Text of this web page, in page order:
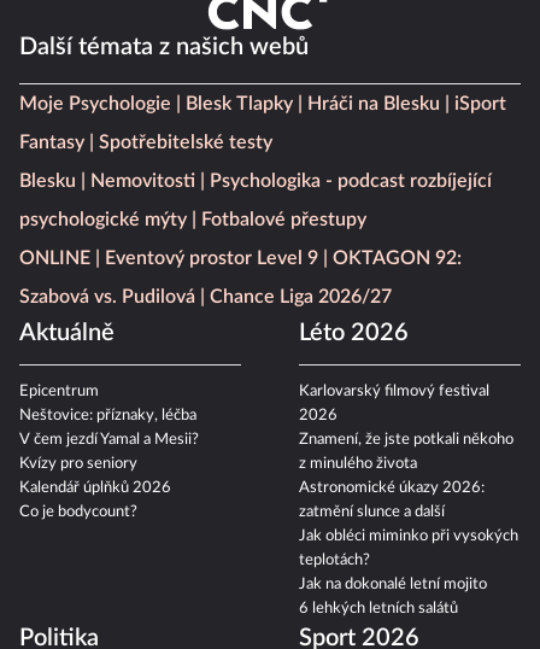
Další témata z našich webů
Moje Psychologie Blesk Tlapky Hráči na Blesku
iSport
Fantasy
Spotřebitelské testy
Blesku
Nemovitosti
Psychologika - podcast rozbíjející
psychologické mýty
Fotbalové přestupy
ONLINE
Eventový prostor Level 9
OKTAGON 92:
Szabová vs. Pudilová
Chance Liga 2026/27
Aktuálně
Epicentrum
Neštovice: příznaky, léčba
V čem jezdí Yamal a Mesii?
Kvízy pro seniory
Kalendář úplňků 2026
Co je bodycount?
Léto 2026
Karlovarský filmový festival
2026
Znamení, že jste potkali někoho
z minulého života
Astronomické úkazy 2026:
zatmění slunce a další
Jak obléci miminko při vysokých
teplotách?
Jak na dokonalé letní mojito
6 lehkých letních salátů
Politika Sport 2026